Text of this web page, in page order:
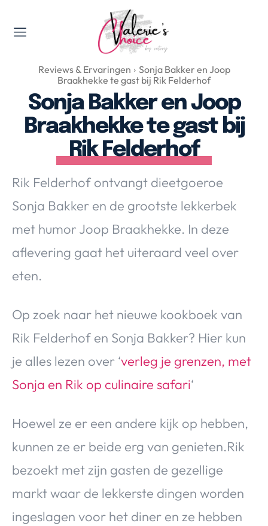
Valerie's Topics
Travel & Culture
Food & Drinks
Happyness & Opmerkelijk
Lifestyle, Sport & Duurzaamheid
Gadgets & Tech
Top 5 van Valerie
Health & Beauty
Huis & Tuin
Nieuws & Media
Over Valerie
De Top 5
Contact
VALERIE'S CHOICE
Travel
Lifestyle
Reviews & Ervaringen
Sonja Bakker en Joop
Braakhekke te gast bij Rik Felderhof
Sonja Bakker en Joop
Braakhekke te gast bij
Rik Felderhof
Rik Felderhof ontvangt dieetgoeroe
Sonja Bakker en de grootste lekkerbek
met humor Joop Braakhekke. In deze
aflevering gaat het uiteraard veel over
eten.
Op zoek naar het nieuwe kookboek van
Rik Felderhof en Sonja Bakker? Hier kun
je alles lezen over ‘verleg je grenzen, met
Sonja en Rik op culinaire safari‘
Hoewel ze er een andere kijk op hebben,
kunnen ze er beide erg van genieten.Rik
bezoekt met zijn gasten de gezellige
markt waar de lekkerste dingen worden
ingeslagen voor het diner en ze hebben